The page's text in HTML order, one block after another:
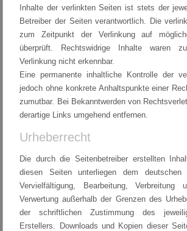
Inhalte der verlinkten Seiten ist stets der
Betreiber der Seiten verantwortlich. Die
zum Zeitpunkt der Verlinkung auf
überprüft. Rechtswidrige Inhalte waren
Verlinkung nicht erkennbar.
Eine permanente inhaltliche Kontrolle der
jedoch ohne konkrete Anhaltspunkte einer
zumutbar. Bei Bekanntwerden von
derartige Links umgehend entfernen.
Urheberrecht
Die durch die Seitenbetreiber erstellten
diesen Seiten unterliegen dem deutschen
Vervielfältigung, Bearbeitung,
Verwertung außerhalb der Grenzen des
der schriftlichen Zustimmung des
Erstellers. Downloads und Kopien dieser